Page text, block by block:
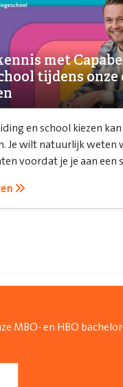
met
tijdens onze
en school kiezen
Je wilt natuurlijk weten
voordat je je aan een
MBO- en HBO